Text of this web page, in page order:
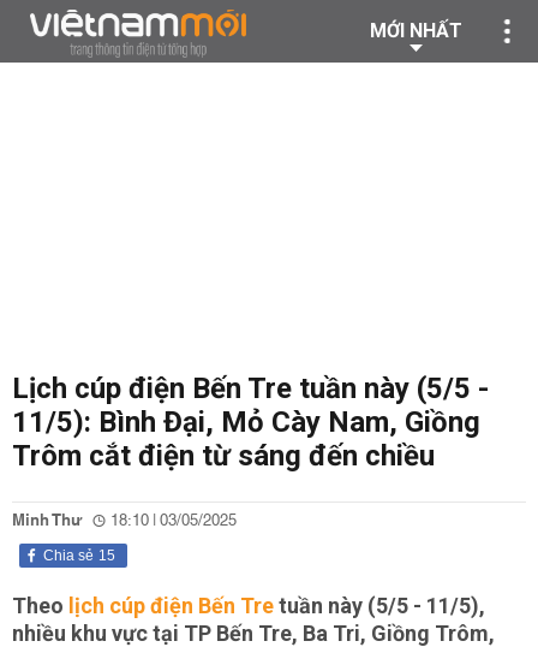
MỚI NHẤT
Lịch cúp điện Bến Tre tuần này (5/5 -
11/5): Bình Đại, Mỏ Cày Nam, Giồng
Trôm cắt điện từ sáng đến chiều
Minh Thư 18:10 | 03/05/2025
15
Chia sẻ
Theo lịch cúp điện Bến Tretuần này (5/5 - 11/5),
nhiều khu vực tại TP Bến Tre, Ba Tri, Giồng Trôm,